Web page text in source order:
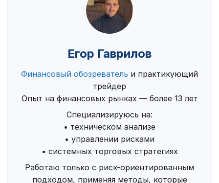
Егор Гаврилов
Финансовый обозреватель и практикующий
трейдер
Опыт на финансовых рынках — более 13 лет
Специализируюсь на:
• техническом анализе
• управлении рисками
• системных торговых стратегиях
Работаю только с риск-ориентированным
подходом, применяя методы, которые